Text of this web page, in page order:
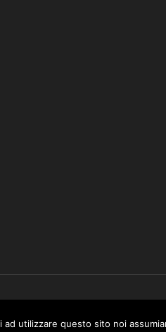
utilizzare questo sito noi